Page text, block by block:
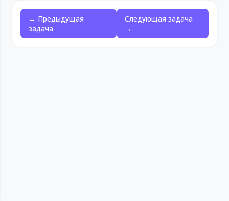
← Предыдущая
задача
Следующая задача
→